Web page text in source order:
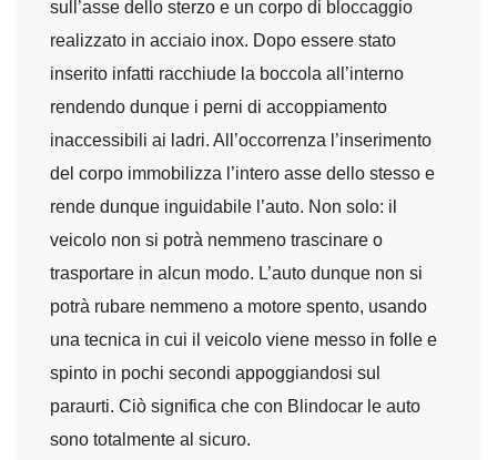
sull’asse dello sterzo e un corpo di bloccaggio
realizzato in acciaio inox. Dopo essere stato
inserito infatti racchiude la boccola all’interno
rendendo dunque i perni di accoppiamento
inaccessibili ai ladri. All’occorrenza l’inserimento
del corpo immobilizza l’intero asse dello stesso e
rende dunque inguidabile l’auto. Non solo: il
veicolo non si potrà nemmeno trascinare o
trasportare in alcun modo. L’auto dunque non si
potrà rubare nemmeno a motore spento, usando
una tecnica in cui il veicolo viene messo in folle e
spinto in pochi secondi appoggiandosi sul
paraurti. Ciò significa che con Blindocar le auto
sono totalmente al sicuro.